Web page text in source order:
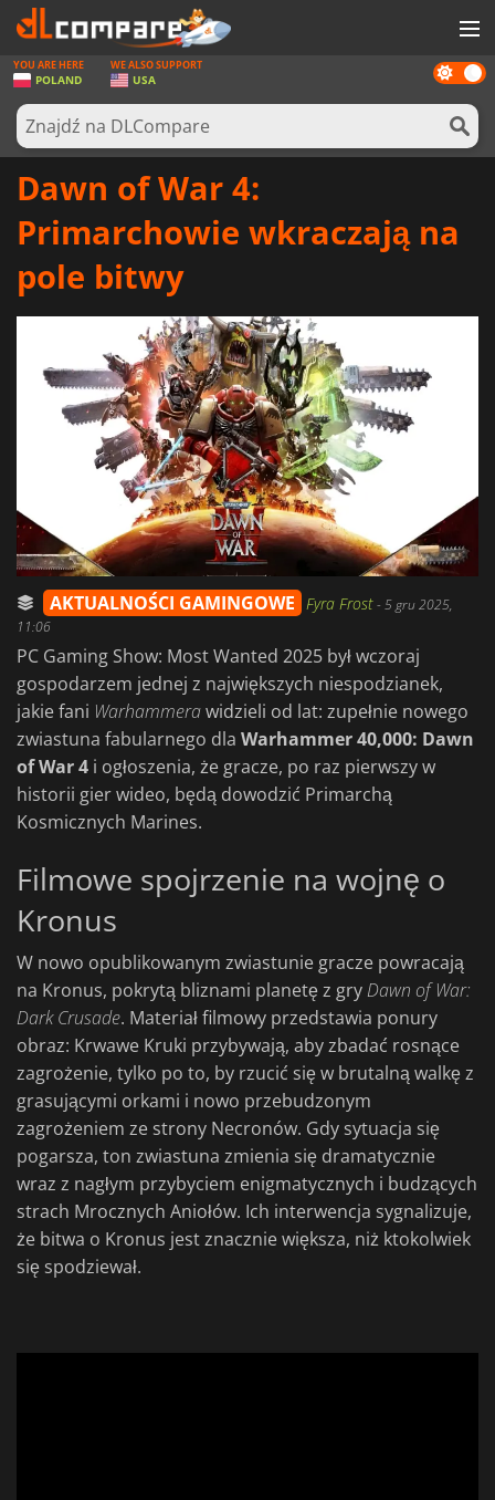
GRY
KARTY DO GIER
OPROGRAMOWANIE
AKTUALNOŚCI
ZALOGUJ SIĘ LUB ZAREJESTRUJ
Dark
mode
YOU ARE HERE
POLAND
WE ALSO SUPPORT
USA
Dawn of War 4:
Primarchowie wkraczają na
pole bitwy
AKTUALNOŚCI GAMINGOWE Fyra Frost-5 gru 2025,
11:06
PC Gaming Show: Most Wanted 2025 był wczoraj
gospodarzem jednej z największych niespodzianek,
jakie fani Warhammerawidzieli od lat: zupełnie nowego
zwiastuna fabularnego dla Warhammer 40,000: Dawn
of War 4 i ogłoszenia, że gracze, po raz pierwszy w
historii gier wideo, będą dowodzić Primarchą
Kosmicznych Marines.
Filmowe spojrzenie na wojnę o
Kronus
W nowo opublikowanym zwiastunie gracze powracają
na Kronus, pokrytą bliznami planetę z gryDawn of War:
Dark Crusade. Materiał filmowy przedstawia ponury
obraz: Krwawe Kruki przybywają, aby zbadać rosnące
zagrożenie, tylko po to, by rzucić się w brutalną walkę z
grasującymi orkami i nowo przebudzonym
zagrożeniem ze strony Necronów. Gdy sytuacja się
pogarsza, ton zwiastuna zmienia się dramatycznie
wraz z nagłym przybyciem enigmatycznych i budzących
strach Mrocznych Aniołów. Ich interwencja sygnalizuje,
że bitwa o Kronus jest znacznie większa, niż ktokolwiek
się spodziewał.